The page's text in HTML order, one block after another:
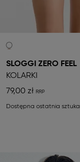
SLOGGI ZERO FEEL
KOLARKI
79,00 zł
Dostępna ostatnia sztuka